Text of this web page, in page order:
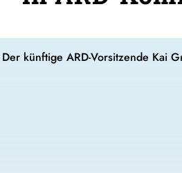
Der künftige ARD-Vorsitzende Kai